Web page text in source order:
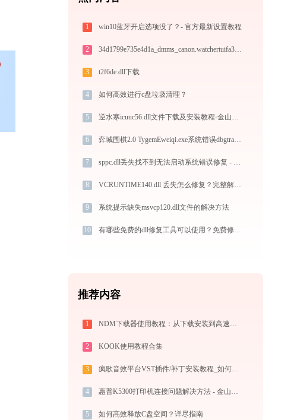
1 win10蓝牙开启选项没了？- 官方最新设置教程
2 34d1799e735e4d1a_dmms_canon.watchertuifa388.dll下载
3 t2f6de.dll下载
4 如何高效进行c盘垃圾清理？
5 逆水寒icuuc56.dll文件下载及安装教程-金山毒霸
6 弈城围棋2.0 TygemEweiqi.exe系统错误dbgtrace.dll丢失如何解决
7 sppc.dll丢失找不到无法启动系统错误修复 - AI智能助手解决方案
8 VCRUNTIME140.dll 丢失怎么修复？完整解决方案
9 系统提示缺失msvcp120.dll文件的解决方法
10 有哪些免费的dll修复工具可以使用？免费修复-金山毒霸
推荐内容
1 NDM下载器使用教程：从下载安装到高速下载全指南
2 KOOK使用教程合集
3 疯歌音效平台VST插件/补丁安装教程_如何加载插件效果包
4 惠普K5300打印机连接问题解决方法 - 金山毒霸
5 如何高效释放C盘空间？详尽指南